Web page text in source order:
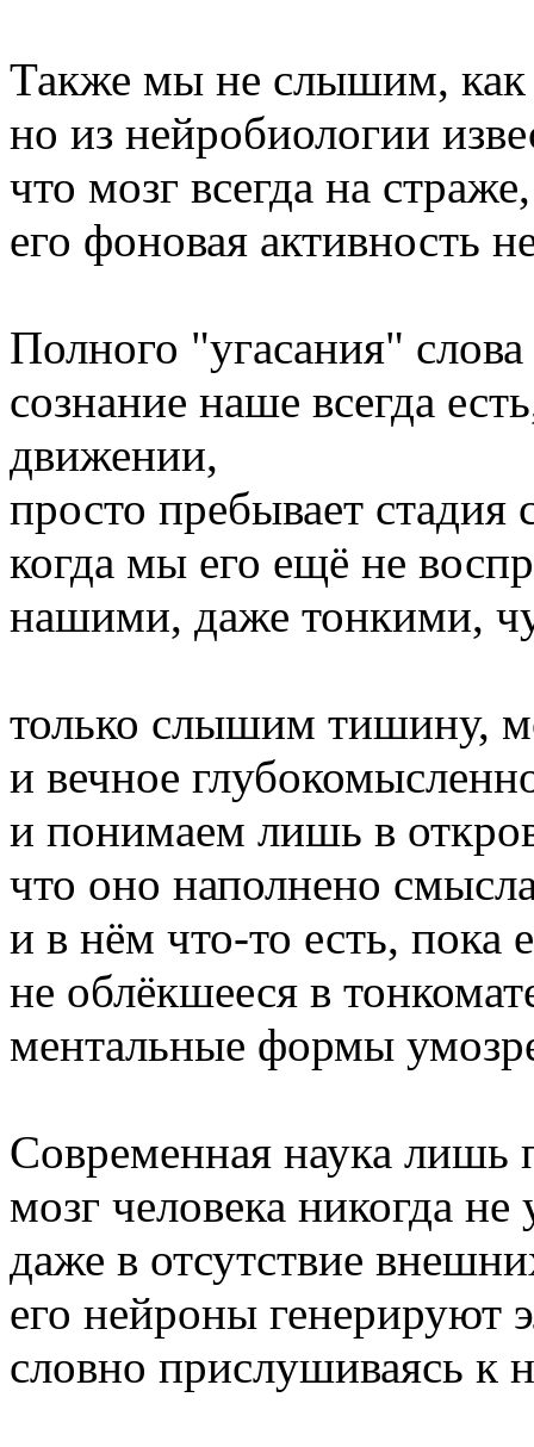
Также мы не слышим, как
но из нейробиологии
что мозг всегда на
его фоновая активность
Полного "угасания"
сознание наше всегда
движении,
просто пребывает стадия
когда мы его ещё не
нашими, даже тонкими,
только слышим тишину,
и вечное
и понимаем лишь в
что оно наполнено
и в нём что-то есть, пока
не облёкшееся в
ментальные формы
Современная наука лишь
мозг человека никогда не
даже в отсутствие
его нейроны генерируют
словно прислушиваясь к